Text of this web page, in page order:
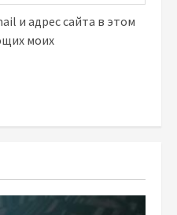
и адрес сайта в этом
моих